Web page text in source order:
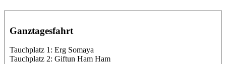
Ganztagesfahrt
Tauchplatz 1: Erg Somaya
Tauchplatz 2: Giftun Ham Ham